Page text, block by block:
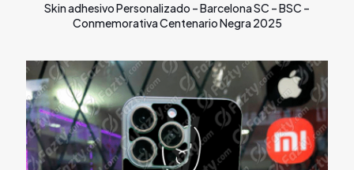
Skin adhesivo Personalizado – Barcelona SC – BSC –
Conmemorativa Centenario Negra 2025